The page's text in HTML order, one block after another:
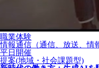
職業体験
情報通信（通信、放送、情
平日開催
提案(地域・社会課題型)